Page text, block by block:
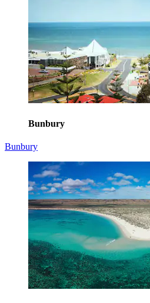
Bunbury
Bunbury